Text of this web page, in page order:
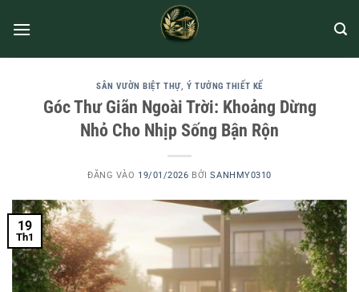
SÂN VƯỜN BIỆT THỰ, Ý TƯỞNG THIẾT KẾ
Góc Thư Giãn Ngoài Trời: Khoảng Dừng
Nhỏ Cho Nhịp Sống Bận Rộn
ĐĂNG VÀO 19/01/2026 BỞISANHMY0310
19
Th1